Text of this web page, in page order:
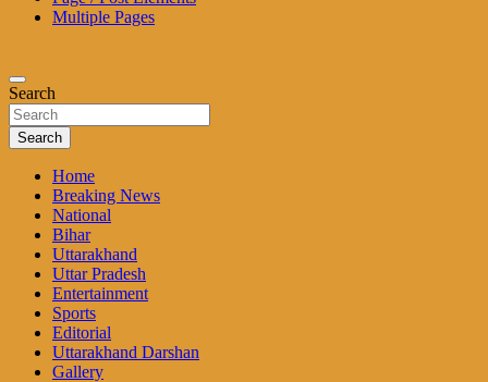
Multiple Pages
Search
Search
Home
Breaking News
National
Bihar
Uttarakhand
Uttar Pradesh
Entertainment
Sports
Editorial
Uttarakhand Darshan
Gallery